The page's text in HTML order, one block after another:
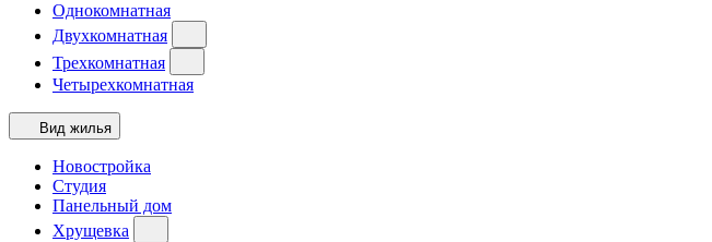
Однокомнатная
Двухкомнатная
Трехкомнатная
Четырехкомнатная
Вид жилья
Новостройка
Студия
Панельный дом
Хрущевка